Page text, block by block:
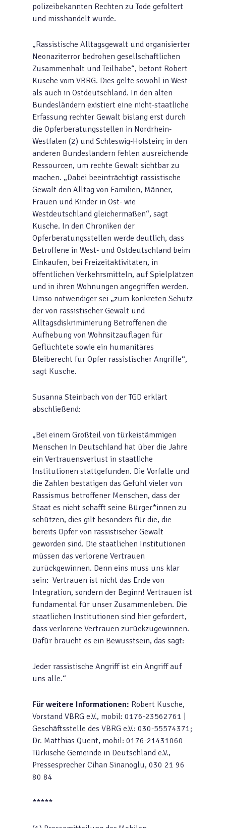
polizeibekannten Rechten zu Tode gefoltert
und misshandelt wurde.
„Rassistische Alltagsgewalt und organisierter
Neonaziterror bedrohen gesellschaftlichen
Zusammenhalt und Teilhabe“, betont Robert
Kusche vom VBRG. Dies gelte sowohl in West-
als auch in Ostdeutschland. In den alten
Bundesländern existiert eine nicht-staatliche
Erfassung rechter Gewalt bislang erst durch
die Opferberatungsstellen in Nordrhein-
Westfalen (2) und Schleswig-Holstein; in den
anderen Bundesländern fehlen ausreichende
Ressourcen, um rechte Gewalt sichtbar zu
machen. „Dabei beeinträchtigt rassistische
Gewalt den Alltag von Familien, Männer,
Frauen und Kinder in Ost- wie
Westdeutschland gleichermaßen“, sagt
Kusche. In den Chroniken der
Opferberatungsstellen werde deutlich, dass
Betroffene in West- und Ostdeutschland beim
Einkaufen, bei Freizeitaktivitäten, in
öffentlichen Verkehrsmitteln, auf Spielplätzen
und in ihren Wohnungen angegriffen werden.
Umso notwendiger sei „zum konkreten Schutz
der von rassistischer Gewalt und
Alltagsdiskriminierung Betroffenen die
Aufhebung von Wohnsitzauflagen für
Geflüchtete sowie ein humanitäres
Bleiberecht für Opfer rassistischer Angriffe“,
sagt Kusche.
Susanna Steinbach von der TGD erklärt
abschließend:
„Bei einem Großteil von türkeistämmigen
Menschen in Deutschland hat über die Jahre
ein Vertrauensverlust in staatliche
Institutionen stattgefunden. Die Vorfälle und
die Zahlen bestätigen das Gefühl vieler von
Rassismus betroffener Menschen, dass der
Staat es nicht schafft seine Bürger*innen zu
schützen, dies gilt besonders für die, die
bereits Opfer von rassistischer Gewalt
geworden sind. Die staatlichen Institutionen
müssen das verlorene Vertrauen
zurückgewinnen. Denn eins muss uns klar
sein: Vertrauen ist nicht das Ende von
Integration, sondern der Beginn! Vertrauen ist
fundamental für unser Zusammenleben. Die
staatlichen Institutionen sind hier gefordert,
dass verlorene Vertrauen zurückzugewinnen.
Dafür braucht es ein Bewusstsein, das sagt:
Jeder rassistische Angriff ist ein Angriff auf
uns alle.“
Für weitere Informationen: Robert Kusche,
Vorstand VBRG e.V., mobil: 0176-23562761 |
Geschäftsstelle des VBRG e.V.: 030-55574371;
Dr. Matthias Quent, mobil: 0176-21431060
Türkische Gemeinde in Deutschland e.V.,
Pressesprecher Cihan Sinanoglu, 030 21 96
80 84
*****